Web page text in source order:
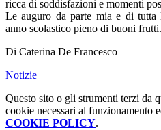
ricca di soddisfazioni e momenti
Le auguro da parte mia e di
anno scolastico pieno di buoni frutti.
Di Caterina De Francesco
Notizie
Questo sito o gli strumenti terzi da
cookie necessari al funzionamento
COOKIE POLICY.